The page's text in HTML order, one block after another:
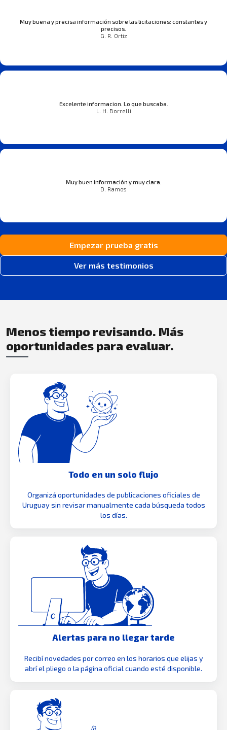
Muy buena y precisa información sobre las licitaciones: constantes y
precisos.
G. R. Ortiz
Excelente informacion. Lo que buscaba.
L. H. Borrelli
Muy buen información y muy clara.
D. Ramos
Empezar prueba gratis
Ver más testimonios
Menos tiempo revisando. Más
oportunidades para evaluar.
Todo en un solo flujo
Organizá oportunidades de publicaciones oficiales de
Uruguay sin revisar manualmente cada búsqueda todos
los días.
Alertas para no llegar tarde
Recibí novedades por correo en los horarios que elijas y
abrí el pliego o la página oficial cuando esté disponible.